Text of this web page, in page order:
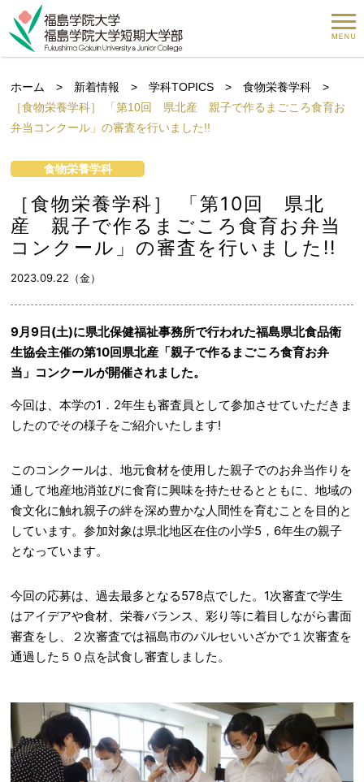
ホーム > 新着情報 >学科TOPICS >食物栄養学科 >
［食物栄養学科］ 「第10回 県北産 親子で作るまごころ食育お
弁当コンクール」の審査を行いました!!
食物栄養学科
［食物栄養学科］ 「第10回 県北
産 親子で作るまごころ食育お弁当
コンクール」の審査を行いました!!
2023.09.22（金）
9月9日(土)に県北保健福祉事務所で行われた福島県北食品衛
生協会主催の第10回県北産「親子で作るまごころ食育お弁
当」コンクールが開催されました。
今回は、本学の1．2年生も審査員として参加させていただきま
したのでその様子をご紹介いたします!
このコンクールは、地元食材を使用した親子でのお弁当作りを
通して地産地消並びに食育に興味を持たせるとともに、地域の
食文化に触れ親子の絆を深め豊かな人間性を育むことを目的と
しています。参加対象は県北地区在住の小学5，6年生の親子
となっています。
今回の応募は、過去最多となる578点でした。1次審査で学生
はアイデアや食材、栄養バランス、彩り等に着目しながら書面
審査をし、２次審査では福島市のパルセいいざかで１次審査を
通過した５０点を試食し審査しました。